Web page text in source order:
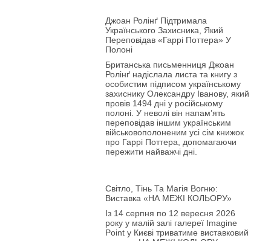
Джоан Ролінґ Підтримала
Українського Захисника, Який
Переповідав «Гаррі Поттера» У
Полоні
Британська письменниця Джоан
Ролінґ надіслала листа та книгу з
особистим підписом українському
захиснику Олександру Іванову, який
провів 1494 дні у російському
полоні. У неволі він напам’ять
переповідав іншим українським
військовополоненим усі сім книжок
про Гаррі Поттера, допомагаючи
пережити найважчі дні.
Світло, Тінь Та Магія Вогню:
Виставка «НА МЕЖІ КОЛЬОРУ»
Із 14 серпня по 12 вересня 2026
року у малій залі галереї Imagine
Point у Києві триватиме виставковий